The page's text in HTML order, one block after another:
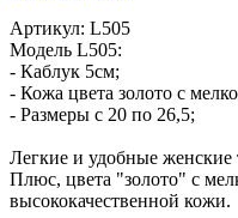
Артикул: L505
Модель L505:
- Каблук 5см;
- Кожа цвета золото с
- Размеры с 20 по 26,5;
Легкие и удобные
Плюс, цвета "золото" с
высококачественной кожи.